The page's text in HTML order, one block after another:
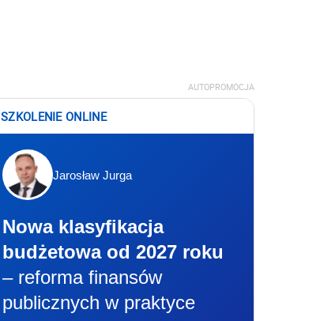
AUTOPROMOCJA
SZKOLENIE ONLINE
Jarosław Jurga
Nowa klasyfikacja
budżetowa od 2027 roku
– reforma finansów
publicznych w praktyce